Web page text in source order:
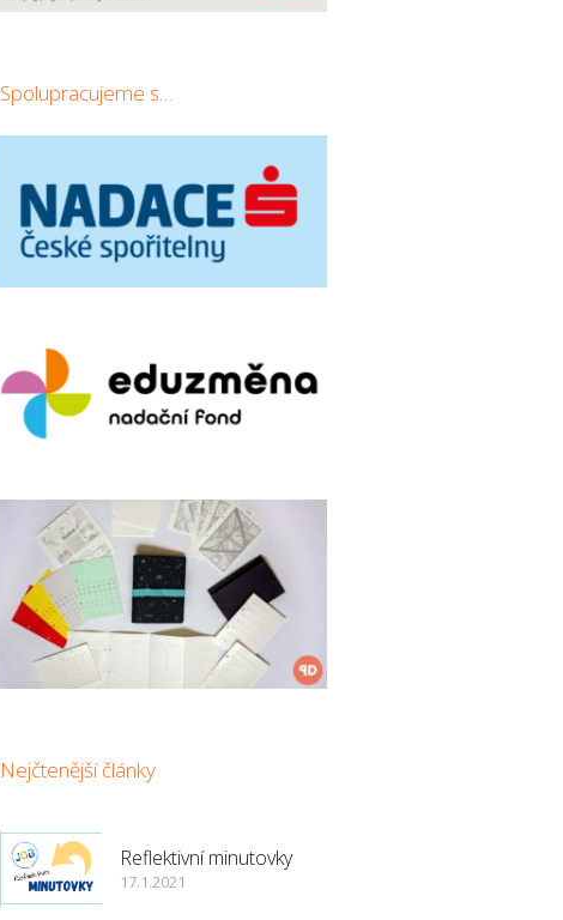
Spolupracujeme s…
Nejčtenější články
Reflektivní minutovky
17.1.2021